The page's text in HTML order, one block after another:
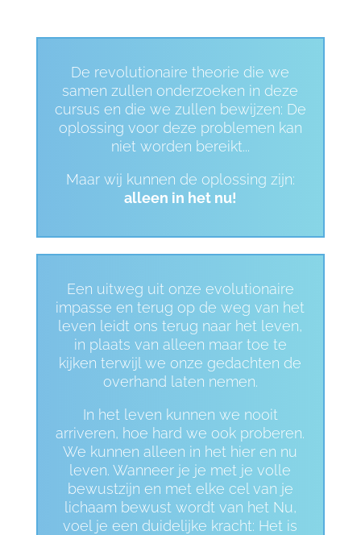
De revolutionaire theorie die we
samen zullen onderzoeken in deze
cursus en die we zullen bewijzen: De
oplossing voor deze problemen kan
niet worden bereikt...
Maar wij kunnen de oplossing zijn:
alleen in het nu!
Een uitweg uit onze evolutionaire
impasse en terug op de weg van het
leven leidt ons terug naar het leven,
in plaats van alleen maar toe te
kijken terwijl we onze gedachten de
overhand laten nemen.
In het leven kunnen we nooit
arriveren, hoe hard we ook proberen.
We kunnen alleen in het hier en nu
leven. Wanneer je je met je volle
bewustzijn en met elke cel van je
lichaam bewust wordt van het Nu,
voel je een duidelijke kracht: Het is